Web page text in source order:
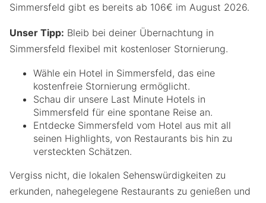
Simmersfeld gibt es bereits ab 106€ im August 2026.
Unser Tipp: Bleib bei deiner Übernachtung in
Simmersfeld flexibel mit kostenloser Stornierung.
Wähle ein Hotel in Simmersfeld, das eine
kostenfreie Stornierung ermöglicht.
Schau dir unsere Last Minute Hotels in
Simmersfeld für eine spontane Reise an.
Entdecke Simmersfeld vom Hotel aus mit all
seinen Highlights, von Restaurants bis hin zu
versteckten Schätzen.
Vergiss nicht, die lokalen Sehenswürdigkeiten zu
erkunden, nahegelegene Restaurants zu genießen und